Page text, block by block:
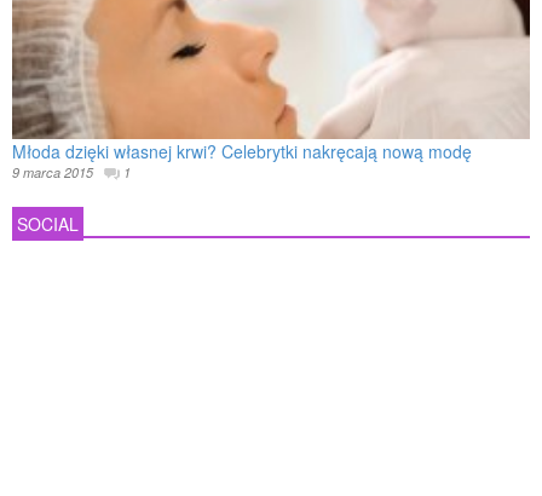
Młoda dzięki własnej krwi? Celebrytki nakręcają nową modę
9 marca 2015 1
SOCIAL